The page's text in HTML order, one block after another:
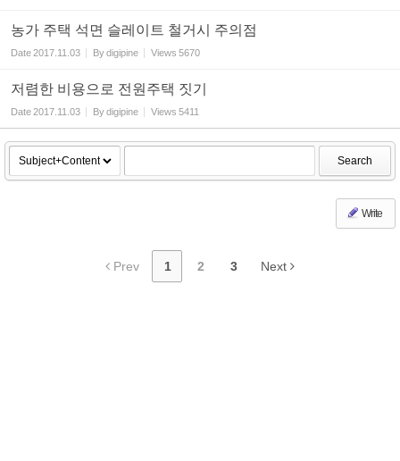
농가 주택 석면 슬레이트 철거시 주의점
Date2017.11.03 Bydigipine Views 5670
저렴한 비용으로 전원주택 짓기
Date2017.11.03 Bydigipine Views 5411
Search
Write
Prev 1 2 3 Next